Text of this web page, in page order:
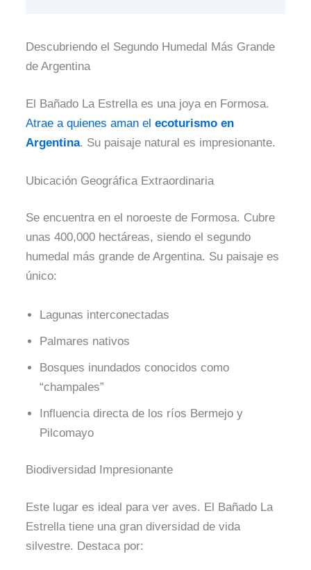
Descubriendo el Segundo Humedal Más Grande
de Argentina
El Bañado La Estrella es una joya en Formosa.
Atrae a quienes aman el ecoturismo en
Argentina. Su paisaje natural es impresionante.
Ubicación Geográfica Extraordinaria
Se encuentra en el noroeste de Formosa. Cubre
unas 400,000 hectáreas, siendo el segundo
humedal más grande de Argentina. Su paisaje es
único:
Lagunas interconectadas
Palmares nativos
Bosques inundados conocidos como
“champales”
Influencia directa de los ríos Bermejo y
Pilcomayo
Biodiversidad Impresionante
Este lugar es ideal para ver aves. El Bañado La
Estrella tiene una gran diversidad de vida
silvestre. Destaca por: